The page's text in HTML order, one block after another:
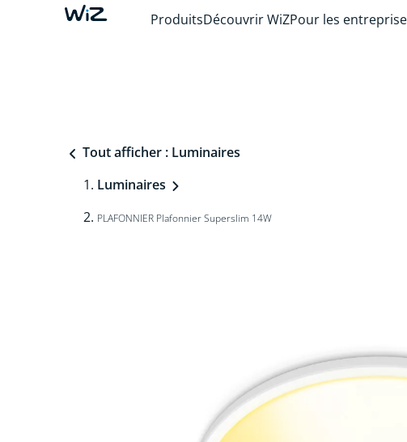
ProduitsDécouvrir WiZPour les
Tout afficher : Luminaires
Luminaires
PLAFONNIER Plafonnier Superslim 14W